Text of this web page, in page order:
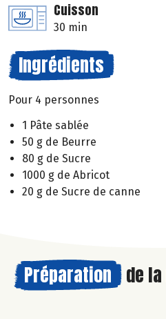
Cuisson
30 min
Ingrédients
Pour 4 personnes
1 Pâte sablée
50 g de Beurre
80 g de Sucre
1000 g de Abricot
20 g de Sucre de canne
Préparation de la